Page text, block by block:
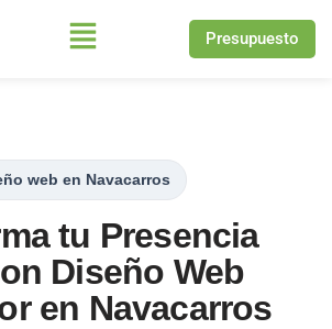
Presupuesto
web en Navacarros
tu Presencia
Diseño Web
en Navacarros